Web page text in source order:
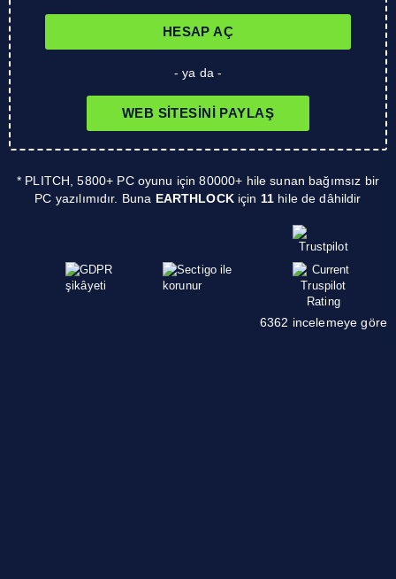
HESAP AÇ
- ya da -
WEB SITESINI PAYLAŞ
* PLITCH, 5800+ PC oyunu için 80000+ hile sunan bağımsız bir
PC yazılımıdır. Buna EARTHLOCKiçin 11 hile de dâhildir
6362 incelemeye göre